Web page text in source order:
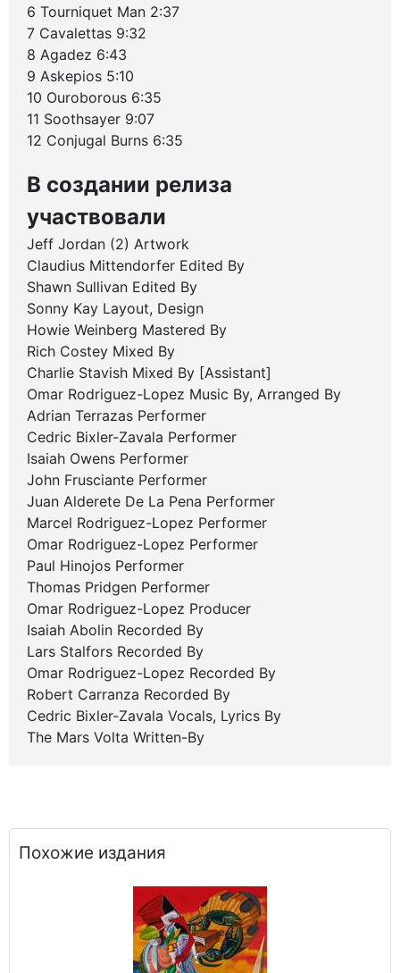
6 Tourniquet Man 2:37
7 Cavalettas 9:32
8 Agadez 6:43
9 Askepios 5:10
10 Ouroborous 6:35
11 Soothsayer 9:07
12 Conjugal Burns 6:35
В создании релиза
участвовали
Jeff Jordan (2) Artwork
Claudius Mittendorfer Edited By
Shawn Sullivan Edited By
Sonny Kay Layout, Design
Howie Weinberg Mastered By
Rich Costey Mixed By
Charlie Stavish Mixed By [Assistant]
Omar Rodriguez-Lopez Music By, Arranged By
Adrian Terrazas Performer
Cedric Bixler-Zavala Performer
Isaiah Owens Performer
John Frusciante Performer
Juan Alderete De La Pena Performer
Marcel Rodriguez-Lopez Performer
Omar Rodriguez-Lopez Performer
Paul Hinojos Performer
Thomas Pridgen Performer
Omar Rodriguez-Lopez Producer
Isaiah Abolin Recorded By
Lars Stalfors Recorded By
Omar Rodriguez-Lopez Recorded By
Robert Carranza Recorded By
Cedric Bixler-Zavala Vocals, Lyrics By
The Mars Volta Written-By
Похожие издания